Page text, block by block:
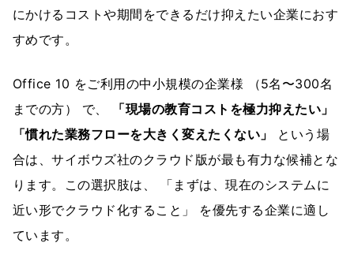
にかけるコストや期間をできるだけ抑えたい企業におす
すめです。
Office 10 をご利用の中小規模の企業様 （5名〜300名
までの方） で、
「現場の教育コストを極力抑えたい」
「慣れた業務フローを大きく変えたくない」
という場
合は、サイボウズ社のクラウド版が最も有力な候補とな
ります。この選択肢は、 「まずは、現在のシステムに
近い形でクラウド化すること」 を優先する企業に適し
ています。